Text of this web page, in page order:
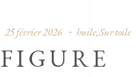
25 février 2026 huile, Sur toile
FIGURE